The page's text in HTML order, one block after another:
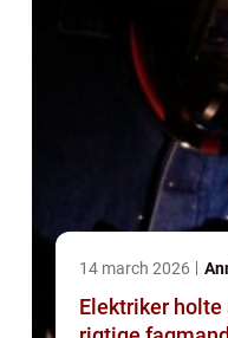
14 march 2026
Elektriker holte sådan vælger du den